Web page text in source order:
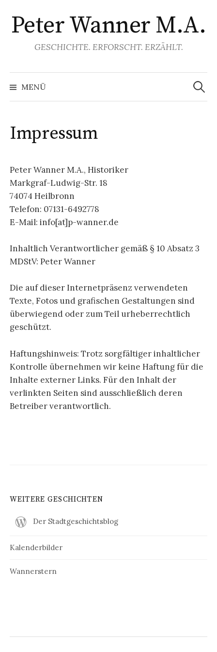
zum
Inhalt
Peter Wanner M.A.
GESCHICHTE. ERFORSCHT. ERZÄHLT.
MENÜ
Suchen
nach:
Impressum
Peter Wanner M.A., Historiker
Markgraf-Ludwig-Str. 18
74074 Heilbronn
Telefon: 07131-6492778
E-Mail: info[at]p-wanner.de
Inhaltlich Verantwortlicher gemäß § 10 Absatz 3
MDStV: Peter Wanner
Die auf dieser Internetpräsenz verwendeten
Texte, Fotos und grafischen Gestaltungen sind
überwiegend oder zum Teil urheberrechtlich
geschützt.
Haftungshinweis: Trotz sorgfältiger inhaltlicher
Kontrolle übernehmen wir keine Haftung für die
Inhalte externer Links. Für den Inhalt der
verlinkten Seiten sind ausschließlich deren
Betreiber verantwortlich.
WEITERE GESCHICHTEN
Der Stadtgeschichtsblog
Kalenderbilder
Wannerstern